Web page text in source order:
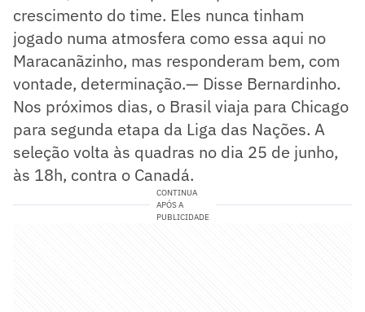
crescimento do time. Eles nunca tinham
jogado numa atmosfera como essa aqui no
Maracanãzinho, mas responderam bem, com
vontade, determinação.— Disse Bernardinho.
Nos próximos dias, o Brasil viaja para Chicago
para segunda etapa da Liga das Nações. A
seleção volta às quadras no dia 25 de junho,
às 18h, contra o Canadá.
CONTINUA
APÓS A
PUBLICIDADE